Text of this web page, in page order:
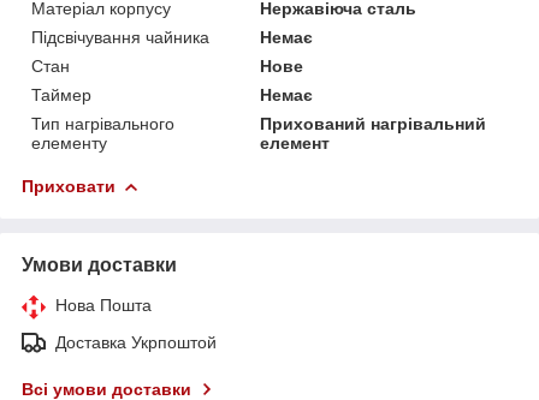
Матеріал корпусу
Нержавіюча сталь
Підсвічування чайника
Немає
Стан
Нове
Таймер
Немає
Тип нагрівального
елементу
Прихований нагрівальний
елемент
Приховати
Умови доставки
Нова Пошта
Доставка Укрпоштой
Всі умови доставки